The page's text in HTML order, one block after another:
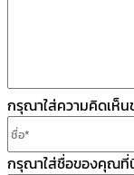
กรุณาใส่ความคิดเห็
กรุณาใส่ชื่อของคุณที่